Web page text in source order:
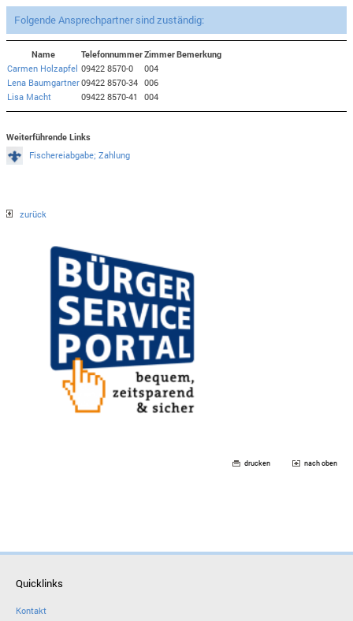
Folgende Ansprechpartner sind zuständig:
Name TelefonnummerZimmerBemerkung
Carmen Holzapfel 09422 8570-0
004
Lena Baumgartner09422 8570-34 006
Lisa Macht
09422 8570-41 004
Weiterführende Links
Fischereiabgabe; Zahlung
zurück
drucken nach oben
Quicklinks
Kontakt